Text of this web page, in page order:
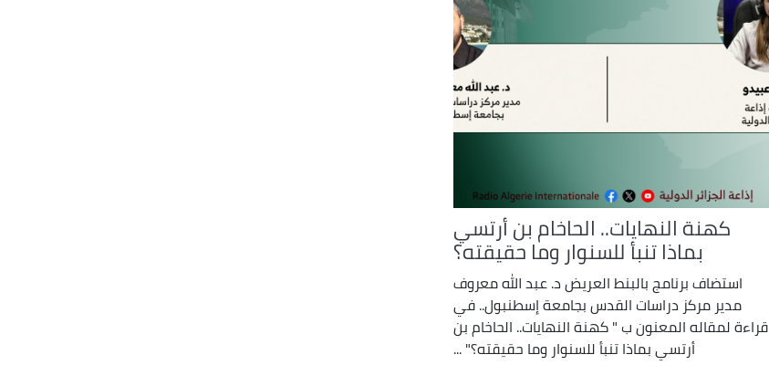
كهنة النهايات.. الحاخام بن أرتسي
بماذا تنبأ للسنوار وما حقيقته؟
استضاف برنامج بالبنط العريض د. عبد الله معروف
مدير مركز دراسات القدس بجامعة إسطنبول.. في
قراءة لمقاله المعنون ب " كهنة النهايات.. الحاخام بن
أرتسي بماذا تنبأ للسنوار وما حقيقته؟" ...